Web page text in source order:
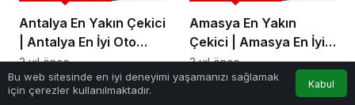
Antalya En Yakın Çekici
| Antalya En İyi Oto
Kurtarma, Antalya Yol
Yardım
3 yıl önce
Amasya En Yakın
Çekici | Amasya En İyi
Oto Kurtarma, Amasya
Yol Yardım
3 yıl önce
Bu web sitesinde en iyi deneyimi yaşamanızı sağlamak
için çerezler kullanılmaktadır.
Kabul
Anasayfa Akış Bildirimler
0